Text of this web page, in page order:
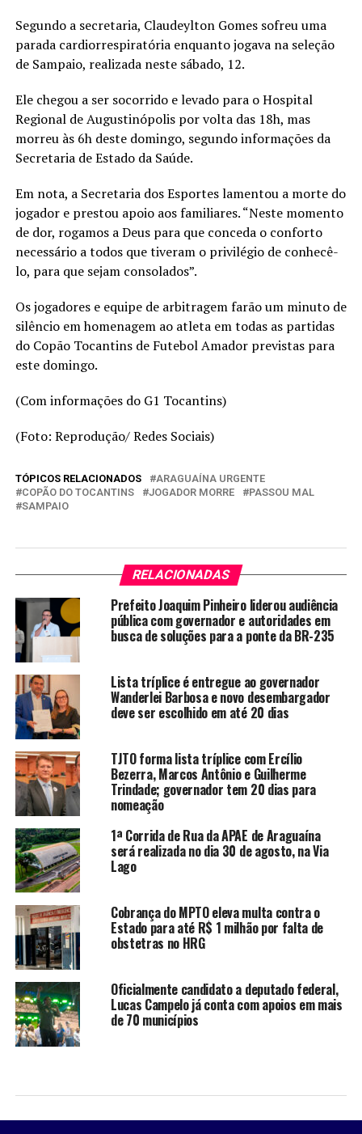
Segundo a secretaria, Claudeylton Gomes sofreu uma
parada cardiorrespiratória enquanto jogava na seleção
de Sampaio, realizada neste sábado, 12.
Ele chegou a ser socorrido e levado para o Hospital
Regional de Augustinópolis por volta das 18h, mas
morreu às 6h deste domingo, segundo informações da
Secretaria de Estado da Saúde.
Em nota, a Secretaria dos Esportes lamentou a morte do
jogador e prestou apoio aos familiares. “Neste momento
de dor, rogamos a Deus para que conceda o conforto
necessário a todos que tiveram o privilégio de conhecê-
lo, para que sejam consolados”.
Os jogadores e equipe de arbitragem farão um minuto de
silêncio em homenagem ao atleta em todas as partidas
do Copão Tocantins de Futebol Amador previstas para
este domingo.
(Com informações do G1 Tocantins)
(Foto: Reprodução/ Redes Sociais)
TÓPICOS RELACIONADOS
ARAGUAÍNA URGENTE
COPÃO DO TOCANTINS
JOGADOR MORRE
PASSOU MAL
SAMPAIO
RELACIONADAS
Prefeito Joaquim Pinheiro liderou audiência
pública com governador e autoridades em
busca de soluções para a ponte da BR-235
Lista tríplice é entregue ao governador
Wanderlei Barbosa e novo desembargador
deve ser escolhido em até 20 dias
TJTO forma lista tríplice com Ercílio
Bezerra, Marcos Antônio e Guilherme
Trindade; governador tem 20 dias para
nomeação
1ª Corrida de Rua da APAE de Araguaína
será realizada no dia 30 de agosto, na Via
Lago
Cobrança do MPTO eleva multa contra o
Estado para até R$ 1 milhão por falta de
obstetras no HRG
Oficialmente candidato a deputado federal,
Lucas Campelo já conta com apoios em mais
de 70 municípios